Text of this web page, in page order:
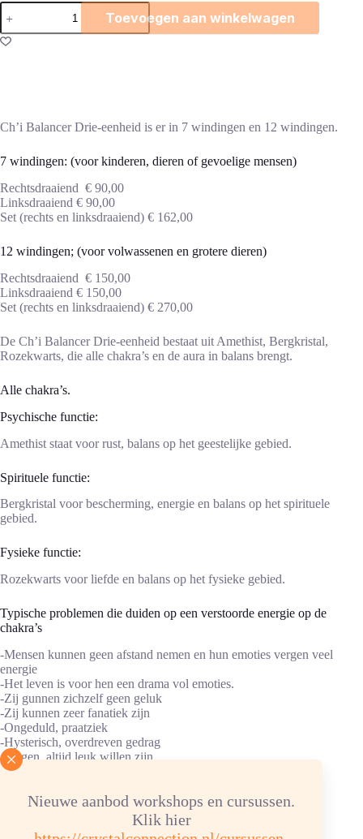
Nieuwe aanbod workshops en cursussen.
Klik hier
Ch'i
Balancer
Drie-
eenheid
Toevoegen aan winkelwagen
Ch’i Balancer Drie-eenheid is er in 7 windingen en 12 windingen.
7 windingen: (voor kinderen, dieren of gevoelige mensen)
Rechtsdraaiend € 90,00
Linksdraaiend € 90,00
Set (rechts en linksdraaiend) € 162,00
12 windingen; (voor volwassenen en grotere dieren)
Rechtsdraaiend € 150,00
Linksdraaiend € 150,00
Set (rechts en linksdraaiend) € 270,00
De Ch’i Balancer Drie-eenheid bestaat uit Amethist, Bergkristal,
Rozekwarts, die alle chakra’s en de aura in balans brengt.
Alle chakra’s.
Psychische functie:
Amethist staat voor rust, balans op het geestelijke gebied.
Spirituele functie:
Bergkristal voor bescherming, energie en balans op het spirituele
gebied.
Fysieke functie:
Rozekwarts voor liefde en balans op het fysieke gebied.
Typische problemen die duiden op een verstoorde energie op de
chakra’s
-Mensen kunnen geen afstand nemen en hun emoties vergen veel
energie
-Het leven is voor hen een drama vol emoties.
-Zij gunnen zichzelf geen geluk
-Zij kunnen zeer fanatiek zijn
-Ongeduld, praatziek
-Hysterisch, overdreven gedrag
-Liegen, altijd leuk willen zijn
-Depressie zonder te weten waarom
-Conflicten binnenin jezelf.
-(over)Spanningen, stress en onrust, nerveusheid.